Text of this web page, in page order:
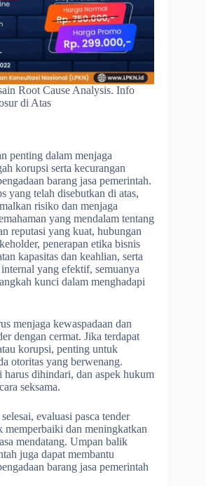
Root Cause Analysis. Info
di Atas
penting dalam menjaga
korupsi serta kecurangan
barang jasa pemerintah.
yang telah disebutkan di atas,
risiko dan menjaga
yang mendalam tentang
reputasi yang kuat, hubungan
penerapan etika bisnis
kapasitas dan keahlian, serta
yang efektif, semuanya
kunci dalam menghadapi
menjaga kewaspadaan dan
dengan cermat. Jika terdapat
korupsi, penting untuk
otoritas yang berwenang.
dihindari, dan aspek hukum
seksama.
evaluasi pasca tender
dan meningkatkan
mendatang. Umpan balik
juga dapat membantu
barang jasa pemerintah